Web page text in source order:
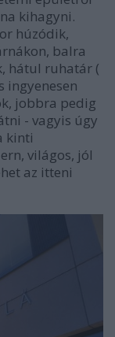
kihagyni.
húzódik,
balra
hátul ruhatár (
ingyenesen
jobbra pedig
- vagyis úgy
kinti
világos, jól
az itteni